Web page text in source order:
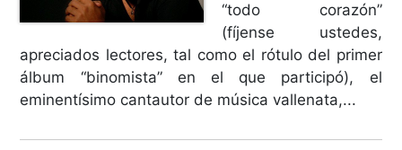
“todo corazón”
(fíjense ustedes,
apreciados lectores, tal como el rótulo del primer
álbum “binomista” en el que participó), el
eminentísimo cantautor de música vallenata,...